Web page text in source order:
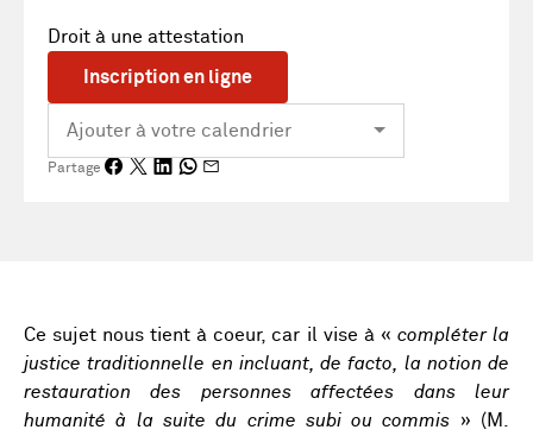
Droit à une attestation
Inscription en ligne
Partage
Ce sujet nous tient à coeur, car il vise à « compléter la
justice traditionnelle en incluant, de facto, la notion de
restauration des personnes affectées dans leur
humanité à la suite du crime subi ou commis » (M.